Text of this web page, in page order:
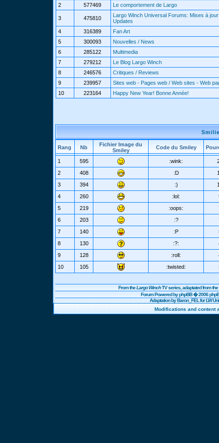
2
577469 Le comportement de Largo
3 475810
Largo Winch Universal Forums: Mises à
Updates
4
316389
Fan Art
5
300093
Nouvelles / News
6
285122
Multimedia
7
279212
Le Blog Largo Winch
8
246576
Critiques / Reviews
9
239957
Sites web - Pages web / Web sites - Web
10
223164 Happy New Year! Bonne Année!
Rang Nb
Fichier Image du
Smiley
Code du Smiley
1 595 :wink:
2
408 :D
3
394 :)
4
260 :lol:
5
219 :oops:
6
203 :?
7
140 :P
8
130 :?:
9
128 :roll:
10
105 :twisted:
From theLargo WinchTV series, adaptated from
Forum Powered byphpBB� 2006
Adaptation by Baron_FEL for LW
Modifications and content